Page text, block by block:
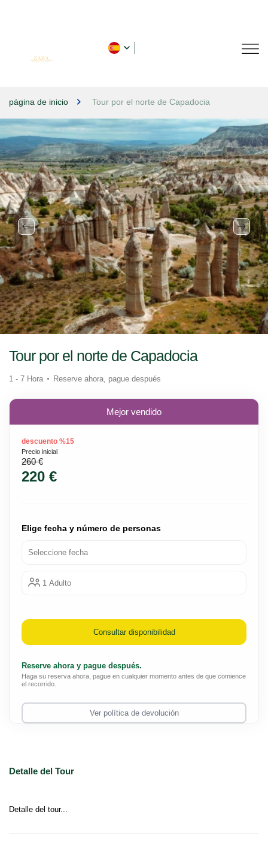
página de inicio Tour por el norte de Capadocia
Detalle del Tour
Detalle del tour...
Tour por el norte de Capadocia
1 - 7 Hora Reserve ahora, pague después
Mejor vendido
descuento %15
Precio inicial
260 €
220 €
Elige fecha y número de personas
Seleccione fecha
1 Adulto
Consultar disponibilidad
Reserve ahora y pague después.
Haga su reserva ahora, pague en cualquier momento antes de que comience
el recorrido.
Ver política de devolución